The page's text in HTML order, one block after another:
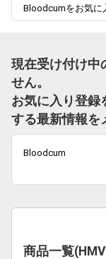
Bloodcumをお気に
現在受け付け中
せん。
お気に入り登録
する最新情報を
Bloodcum
商品一覧